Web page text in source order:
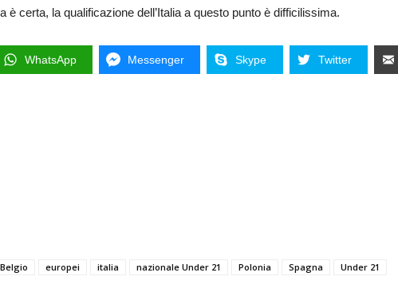
è certa, la qualificazione dell’Italia a questo punto è difficilissima.
WhatsApp Messenger Skype Twitter
Belgio europei italia nazionale Under 21 Polonia Spagna Under 21